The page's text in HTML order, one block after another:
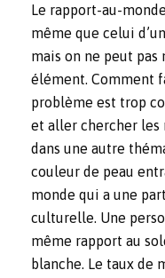
Le rapport-au-
même que celui
mais on ne peut
élément. Comment
problème est trop
et aller chercher les
dans une autre
couleur de peau
monde qui a une
culturelle. Une
même rapport au
blanche. Le taux de